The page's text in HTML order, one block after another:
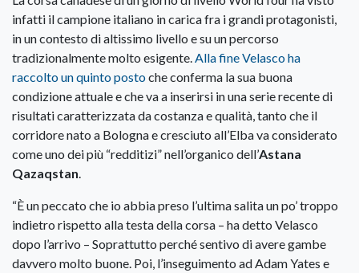
infatti il campione italiano in carica fra i grandi protagonisti,
in un contesto di altissimo livello e su un percorso
tradizionalmente molto esigente. Alla fine Velasco ha
raccolto un quinto postoche conferma la sua buona
condizione attuale e che va a inserirsi in una serie recente di
risultati caratterizzata da costanza e qualità, tanto che il
corridore nato a Bologna e cresciuto all’Elba va considerato
come uno dei più “redditizi” nell’organico dell’Astana
Qazaqstan
“È un peccato che io abbia preso l’ultima salita un po’ troppo
indietro rispetto alla testa della corsa – ha detto Velasco
dopo l’arrivo – Soprattutto perché sentivo di avere gambe
davvero molto buone. Poi, l’inseguimento ad Adam Yates e